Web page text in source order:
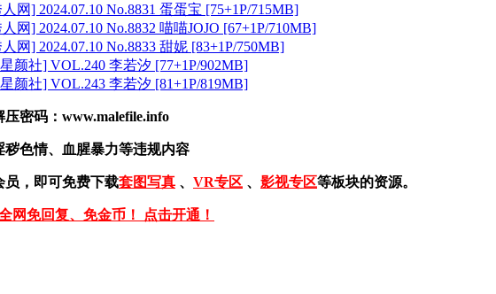
网] 2024.07.10 No.8831 蛋蛋宝 [75+1P/715MB]
网] 2024.07.10 No.8832 喵喵JOJO [67+1P/710MB]
网] 2024.07.10 No.8833 甜妮 [83+1P/750MB]
颜社] VOL.240 李若汐 [77+1P/902MB]
颜社] VOL.243 李若汐 [81+1P/819MB]
密码：www.malefile.info
秽色情、血腥暴力等违规内容
员，即可免费下载套图写真 、 VR专区 、 影视专区等板块的资源。
网免回复、免金币！ 点击开通！